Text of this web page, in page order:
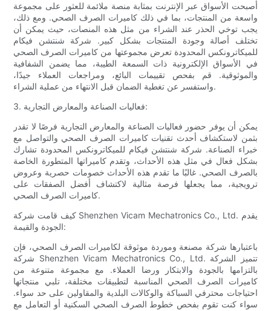
أصبحت الأسواق عبر الإنترنت بمثابة منصة ملائمة للعثور على مجموعة
واسعة من المنتجات، بما في ذلك كاميرات الصرف الصحي. ومع ذلك،
يجب توخي الحذر عند الشراء من مثل هذه المنصات، حيث يمكن أن
تختلف أصالة وجودة المنتجات بشكل كبير. شركة شنتشن فيكام
للميكاترونكس المحدودة تعرض مجموعتها من كاميرات الصرف الصحي
في الأسواق الإلكترونية ذات السمعة الطيبة، مما يضمن الشفافية
والموثوقية. قم بفحص تقييمات البائع، ومراجعات العملاء جيدًا،
واستفسر عن تغطية الضمان قبل الانتهاء من عملية الشراء.
3. فعاليات الصناعة والمعارض التجارية:
يمكن أن يوفر حضور فعاليات الصناعة والمعارض التجارية فرصًا لا تقدر
بثمن لاستكشاف أحدث تقنيات كاميرات الصرف الصحي والتواصل مع
خبراء الصناعة. شركة شنتشن فيكام للميكاترونكس المحدودة تشارك
بشكل فعال في مثل هذه الأحداث، وتقدم كاميراتها المتطورة الخاصة
بالصرف الصحي. غالبًا ما تقدم هذه الأحداث خصومات حصرية وعروض
ترويجية، مما يجعلها فرصة مثالية لاكتشاف أفضل الصفقات على
كاميرات الصرف الصحي.
كيف قامت شركة Shenzhen Vicam Mechatronics Co., Ltd. يقدم
الجودة والقيمة:
باعتبارها شركة مصنعة وموردة موثوقة لكاميرات الصرف الصحي، فإن
شركة Shenzhen Vicam Mechatronics Co., Ltd. تتميز الشركة
بالتزامها بالجودة والابتكار ورضا العملاء. مع مجموعة متنوعة من
كاميرات الصرف الصحي المناسبة لتطبيقات مختلفة، تلبي منتجاتها
احتياجات محترفي السباكة والوكالات البلدية والمقاولين على حد سواء.
سواء كنت تقوم بفحص خطوط الصرف الصحي السكنية أو التعامل مع